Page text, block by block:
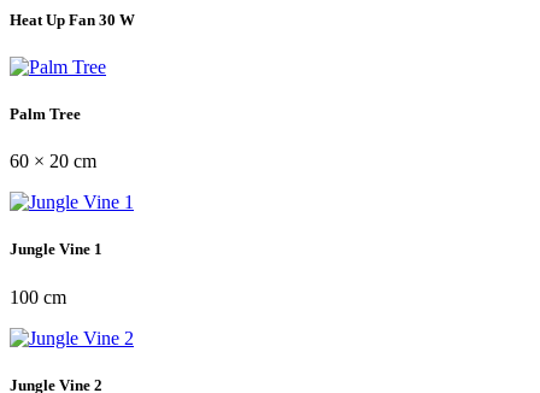
Heat Up Fan 30 W
Palm Tree
60 × 20 cm
Jungle Vine 1
100 cm
Jungle Vine 2